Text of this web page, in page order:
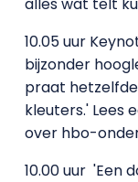
10.05 uur
bijzonder
praat
kleuters.' Lees
over hbo-
10.00 uur 'Een